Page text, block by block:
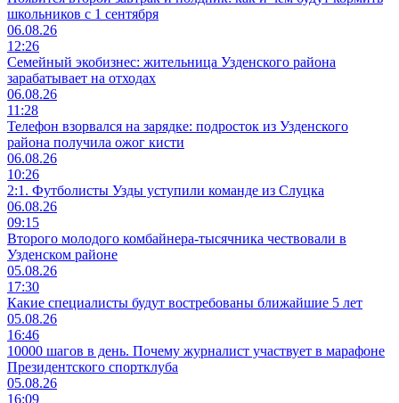
школьников с 1 сентября
06.08.26
12:26
Семейный экобизнес: жительница Узденского района
зарабатывает на отходах
06.08.26
11:28
Телефон взорвался на зарядке: подросток из Узденского
района получила ожог кисти
06.08.26
10:26
2:1. Футболисты Узды уступили команде из Слуцка
06.08.26
09:15
Второго молодого комбайнера-тысячника чествовали в
Узденском районе
05.08.26
17:30
Какие специалисты будут востребованы ближайшие 5 лет
05.08.26
16:46
10000 шагов в день. Почему журналист участвует в марафоне
Президентского спортклуба
05.08.26
16:09